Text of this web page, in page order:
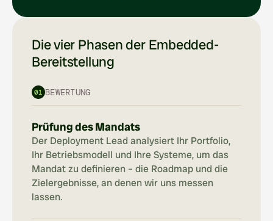
Die vier Phasen der Embedded-
Bereitstellung
01 BEWERTUNG
Prüfung des Mandats
Der Deployment Lead analysiert Ihr Portfolio,
Ihr Betriebsmodell und Ihre Systeme, um das
Mandat zu definieren – die Roadmap und die
Zielergebnisse, an denen wir uns messen
lassen.